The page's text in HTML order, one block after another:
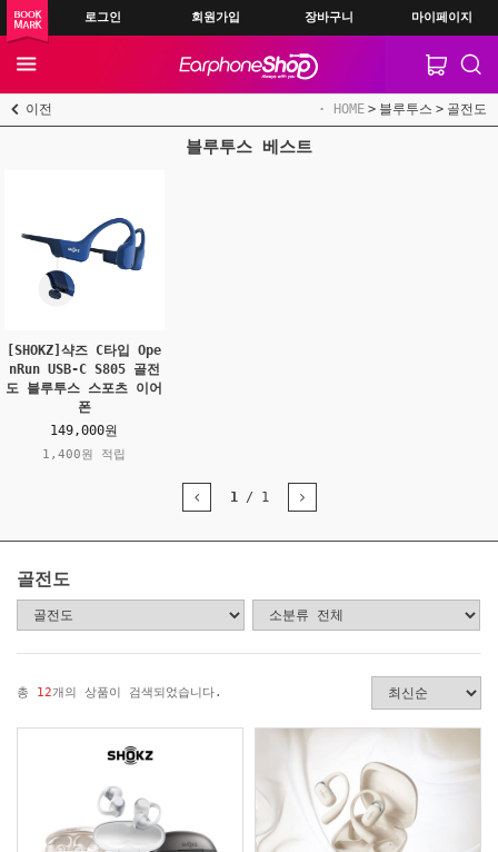
로그인 회원가입 장바구니 마이페이지
이전 HOME 블루투스 골전도
블루투스 베스트
[SHOKZ]샥즈 C타입 Ope
nRun USB-C S805 골전
도 블루투스 스포츠 이어
폰
149,000원
1,400원 적립
1/ 1
골전도
총 12개의 상품이 검색되었습니다.